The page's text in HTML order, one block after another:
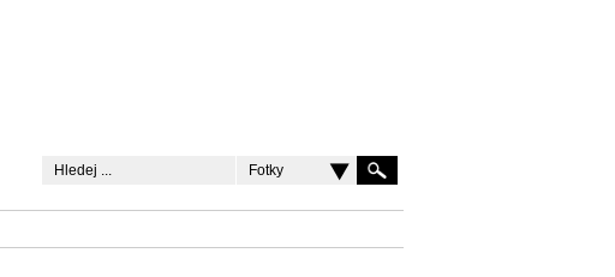
Fotky